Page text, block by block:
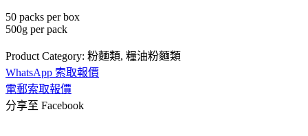
50 packs per box
500g per pack
Product Category: 粉麵類, 糧油粉麵類
WhatsApp 索取報價
電郵索取報價
分享至 Facebook